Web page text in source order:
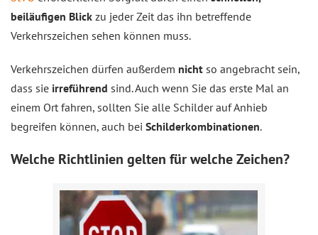
beiläufigen Blick zu jeder Zeit das ihn betreffende
Verkehrszeichen sehen können muss.
Verkehrszeichen dürfen außerdem nicht so angebracht sein,
dass sie irreführend sind. Auch wenn Sie das erste Mal an
einem Ort fahren, sollten Sie alle Schilder auf Anhieb
begreifen können, auch bei Schilderkombinationen.
Welche Richtlinien gelten für welche Zeichen?